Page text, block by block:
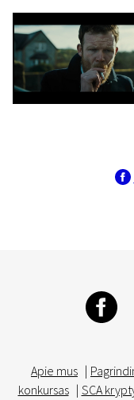
Apie mus |
konkursas | SCA